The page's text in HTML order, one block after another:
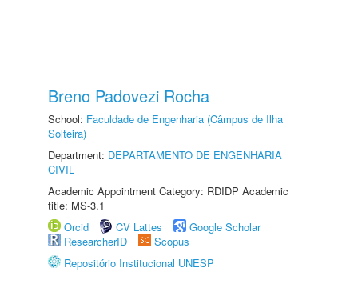
Breno Padovezi Rocha
School: Faculdade de Engenharia (Câmpus de Ilha
Solteira)
Department: DEPARTAMENTO DE ENGENHARIA
CIVIL
Academic Appointment Category: RDIDP Academic
title: MS-3.1
Orcid
CV Lattes
Google Scholar
ResearcherID
Scopus
Repositório Institucional UNESP